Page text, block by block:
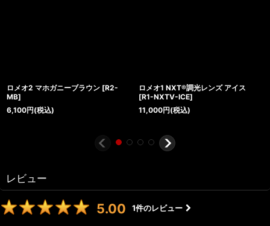
ロメオ2 マホガニーブラウン [R2-
MB]
6,100円(税込)
ロメオ1 NXT®調光レンズ アイス
[R1-NXTV-ICE]
11,000円(税込)
レビュー
5.00 1件のレビュー